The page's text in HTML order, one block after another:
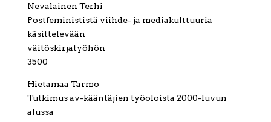
Nevalainen Terhi
Postfeminististä viihde- ja mediakulttuuria
käsittelevään
väitöskirjatyöhön
3500
Hietamaa Tarmo
Tutkimus av-kääntäjien työoloista 2000-luvun
alussa